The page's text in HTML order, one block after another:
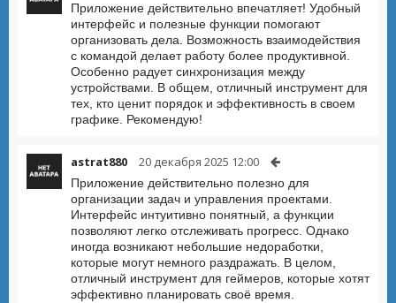
Приложение действительно впечатляет! Удобный
интерфейс и полезные функции помогают
организовать дела. Возможность взаимодействия
с командой делает работу более продуктивной.
Особенно радует синхронизация между
устройствами. В общем, отличный инструмент для
тех, кто ценит порядок и эффективность в своем
графике. Рекомендую!
astrat880 20 декабря 2025 12:00
Приложение действительно полезно для
организации задач и управления проектами.
Интерфейс интуитивно понятный, а функции
позволяют легко отслеживать прогресс. Однако
иногда возникают небольшие недоработки,
которые могут немного раздражать. В целом,
отличный инструмент для геймеров, которые хотят
эффективно планировать своё время.